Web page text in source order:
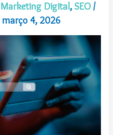
Marketing Digital,SEO /
março 4, 2026